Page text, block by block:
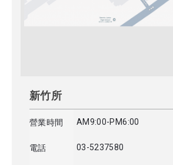
新竹所
營業時間 AM9:00-PM6:00
電話 03-5237580